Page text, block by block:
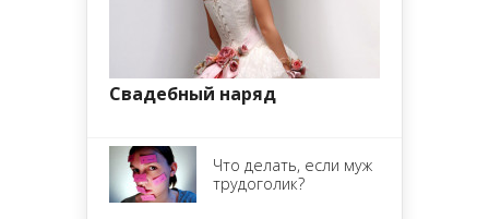
Свадебный наряд
Что делать, если муж
трудоголик?